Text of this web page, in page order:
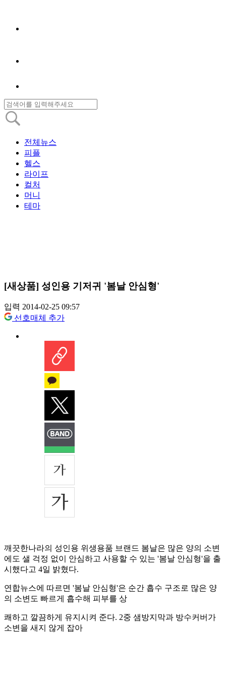
전체뉴스
피플
헬스
라이프
컬처
머니
테마
[새상품] 성인용 기저귀 '봄날 안심형'
입력 2014-02-25 09:57
선호매체 추가
깨끗한나라의 성인용 위생용품 브랜드 봄날은 많은 양의 소변
에도 샐 걱정 없이 안심하고 사용할 수 있는 '봄날 안심형'을 출
시했다고 4일 밝혔다.
연합뉴스에 따르면 '봄날 안심형'은 순간 흡수 구조로 많은 양
의 소변도 빠르게 흡수해 피부를 상
쾌하고 깔끔하게 유지시켜 준다. 2중 샘방지막과 방수커버가
소변을 새지 않게 잡아